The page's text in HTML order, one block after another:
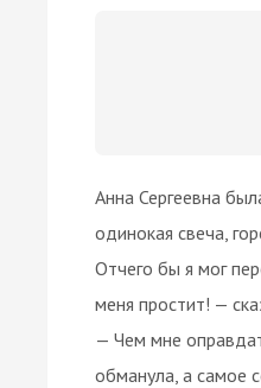
Анна Сергеевна
одинокая свеча,
Отчего бы я мог
меня простит! —
— Чем мне
обманула, а самое